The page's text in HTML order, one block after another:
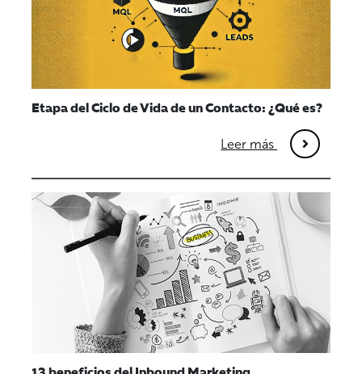
Etapa del Ciclo de Vida de un Contacto: ¿Qué es?
Leer más